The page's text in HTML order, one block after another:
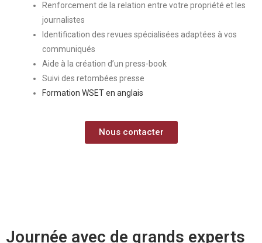
Renforcement de la relation entre votre propriété et les
journalistes
Identification des revues spécialisées adaptées à vos
communiqués
Aide à la création d’un press-book
Suivi des retombées presse
Formation WSET en anglais
Nous contacter
Journée avec de grands experts